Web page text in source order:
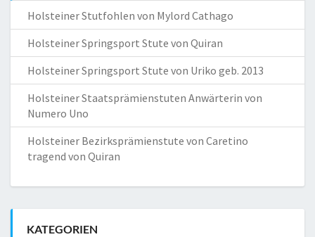
Holsteiner Stutfohlen von Mylord Cathago
Holsteiner Springsport Stute von Quiran
Holsteiner Springsport Stute von Uriko geb. 2013
Holsteiner Staatsprämienstuten Anwärterin von
Numero Uno
Holsteiner Bezirksprämienstute von Caretino
tragend von Quiran
KATEGORIEN